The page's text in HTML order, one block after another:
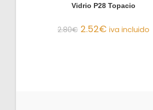
Vidrio P28 Topacio
2.80€ 2.52€ iva incluido